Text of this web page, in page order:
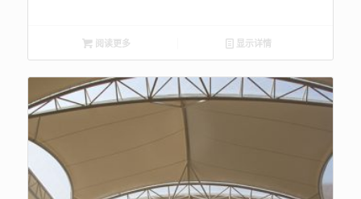
阅读更多 显示详情